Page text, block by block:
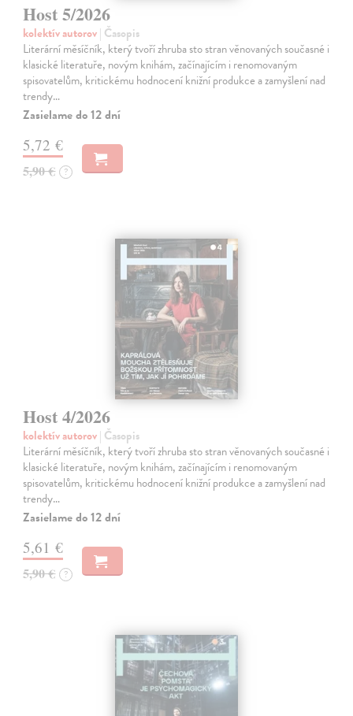
Host 5/2026
kolektív autorov| Časopis
Literární měsíčník, který tvoří zhruba sto stran věnovaných současné i
klasické literatuře, novým knihám, začínajícím i renomovaným
spisovatelům, kritickému hodnocení knižní produkce a zamyšlení nad
trendy…
Zasielame do 12 dní
5,72 €
5,90 € ?
Host 4/2026
kolektív autorov| Časopis
Literární měsíčník, který tvoří zhruba sto stran věnovaných současné i
klasické literatuře, novým knihám, začínajícím i renomovaným
spisovatelům, kritickému hodnocení knižní produkce a zamyšlení nad
trendy…
Zasielame do 12 dní
5,61 €
5,90 € ?